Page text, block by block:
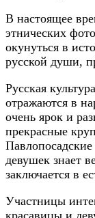
В настоящее
этнических
окунуться в
русской души,
Русская
отражаются в
очень ярок и
прекрасные
девушек знает
заключается в
Участницы